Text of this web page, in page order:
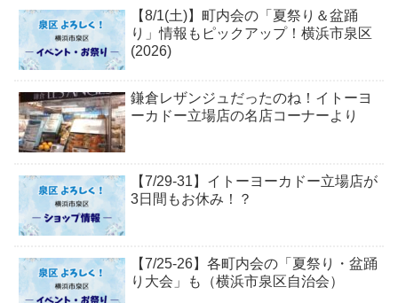
【8/1(土)】町内会の「夏祭り＆盆踊
り」情報もピックアップ！横浜市泉区
(2026)
鎌倉レザンジュだったのね！イトーヨ
ーカドー立場店の名店コーナーより
【7/29-31】イトーヨーカドー立場店が
3日間もお休み！？
【7/25-26】各町内会の「夏祭り・盆踊
り大会」も（横浜市泉区自治会）